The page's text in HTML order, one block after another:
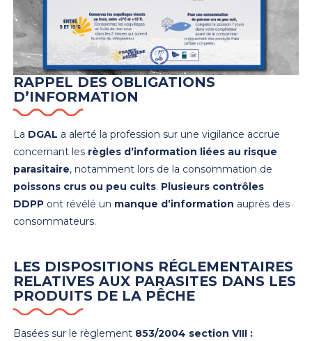
RAPPEL DES OBLIGATIONS
D’INFORMATION
La DGAL a alerté la profession sur une vigilance accrue
concernant les règles d’information liées au risque
parasitaire, notamment lors de la consommation de
poissons crus ou peu cuits. Plusieurs contrôles
DDPP ont révélé un manque d’information auprès des
consommateurs.
LES DISPOSITIONS RÉGLEMENTAIRES
RELATIVES AUX PARASITES DANS LES
PRODUITS DE LA PÊCHE
Basées sur le règlement 853/2004 section VIII :